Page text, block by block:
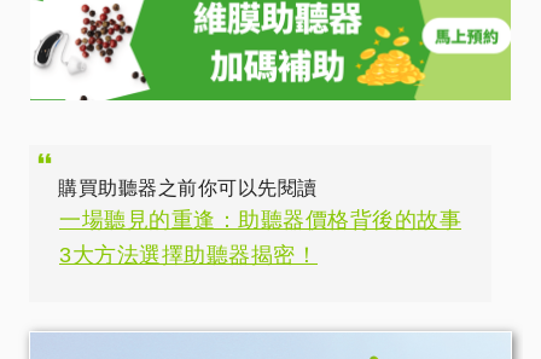
購買助聽器之前你可以先閱讀
一場聽見的重逢：助聽器價格背後的故事
3大方法選擇助聽器揭密！